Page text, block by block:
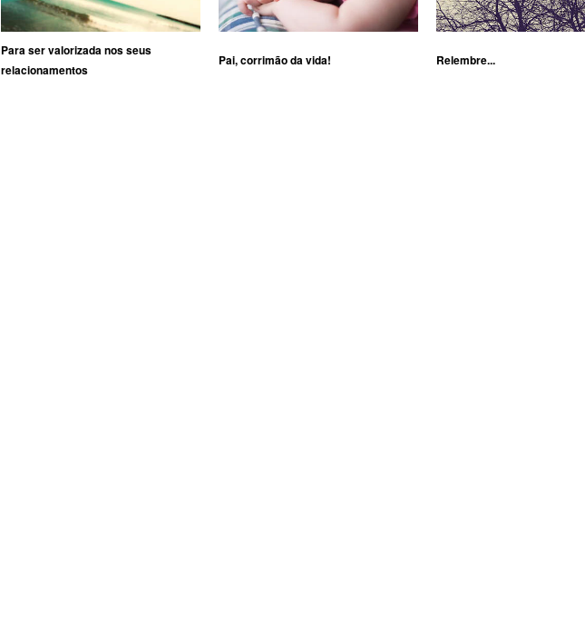
Para ser valorizada nos seus
relacionamentos
Pai, corrimão da vida! Relembre...